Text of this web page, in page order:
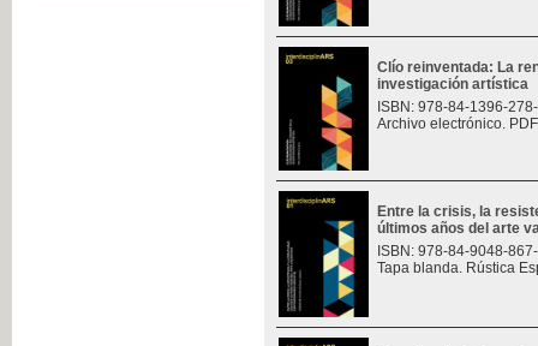
Clío reinventada: La
investigación artística
ISBN: 978-84-1396-
Archivo electrónico.
Entre la crisis, la
últimos años del arte
ISBN: 978-84-9048-
Tapa blanda. Rústica